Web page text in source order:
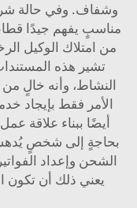
مناسبٍ يفهم جيدًا
من امتلاك الوكيل
تشير هذه
النشاط، وأنه خالٍ من
الأمر فقط بإيجاد
أيضًا ببناء علاقة
بحاجةٍ إلى شخصٍ
يعني ذلك أن تكون